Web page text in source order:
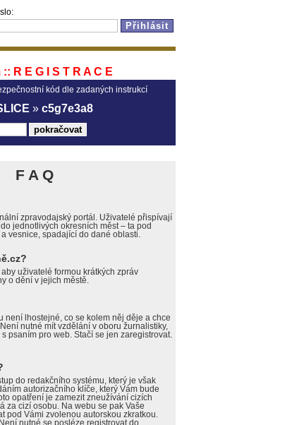
R E G I S T R A C E
kód dle zadaných instrukcí
» c5g7e3a8
F A Q
zpravodajský portál. Uživatelé přispívají
jednotlivých okresních měst – ta pod
vesnice, spadající do dané oblasti.
uživatelé formou krátkých zpráv
o dění v jejich městě.
není lhostejné, co se kolem něj děje a chce
nutné mít vzdělání v oboru žurnalistiky,
psaním pro web. Stačí se jen zaregistrovat.
do redakčního systému, který je však
autorizačního klíče, který Vám bude
opatření je zamezit zneužívání cizích
za cizí osobu. Na webu se pak Vaše
pod Vámi zvolenou autorskou zkratkou.
nutné se posléze registrovat do